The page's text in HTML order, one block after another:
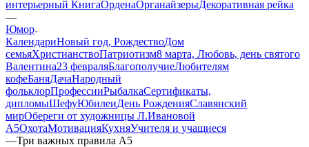
интерьерный КнигаОрденаОрганайзерыДекоративная рейка
—
Юмор
КалендариНовый год, РождествоДом
семьяХристианствоПатриотизм8 марта, Любовь, день святого
Валентина23 февраляБлагополучиеЛюбителям
кофеБаняДачаНародный
фольклорПрофессииРыбалкаСертификаты,
дипломыШефуЮбилеиДень РожденияСлавянский
мирОбереги от художницы Л.Ивановой
А5ОхотаМотивацияКухняУчителя и учащиеся
—Три важных правила А5